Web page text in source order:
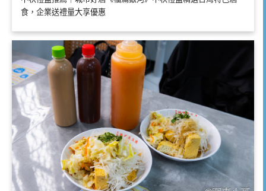
食，企業送禮量大享優惠